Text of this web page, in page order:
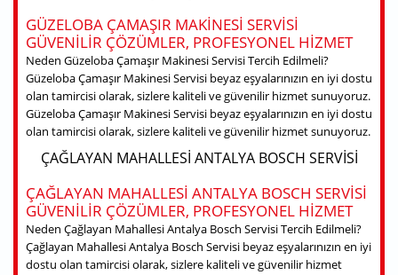
GÜZELOBA ÇAMAŞIR MAKINESI SERVISI
GÜVENILIR ÇÖZÜMLER, PROFESYONEL HIZMET
Neden Güzeloba Çamaşır Makinesi Servisi Tercih Edilmeli?
Güzeloba Çamaşır Makinesi Servisi beyaz eşyalarınızın en iyi dostu
olan tamircisi olarak, sizlere kaliteli ve güvenilir hizmet sunuyoruz.
Güzeloba Çamaşır Makinesi Servisi beyaz eşyalarınızın en iyi dostu
olan tamircisi olarak, sizlere kaliteli ve güvenilir hizmet sunuyoruz.
ÇAĞLAYAN MAHALLESI ANTALYA BOSCH SERVISI
ÇAĞLAYAN MAHALLESI ANTALYA BOSCH SERVISI
GÜVENILIR ÇÖZÜMLER, PROFESYONEL HIZMET
Neden Çağlayan Mahallesi Antalya Bosch Servisi Tercih Edilmeli?
Çağlayan Mahallesi Antalya Bosch Servisi beyaz eşyalarınızın en iyi
dostu olan tamircisi olarak, sizlere kaliteli ve güvenilir hizmet